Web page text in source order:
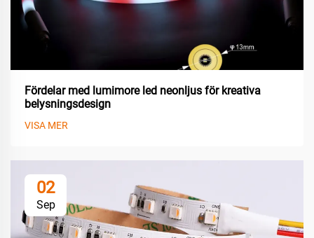
Fördelar med lumimore led neonljus för kreativa
belysningsdesign
VISA MER
02
Sep